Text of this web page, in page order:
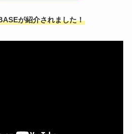
が紹介されました！